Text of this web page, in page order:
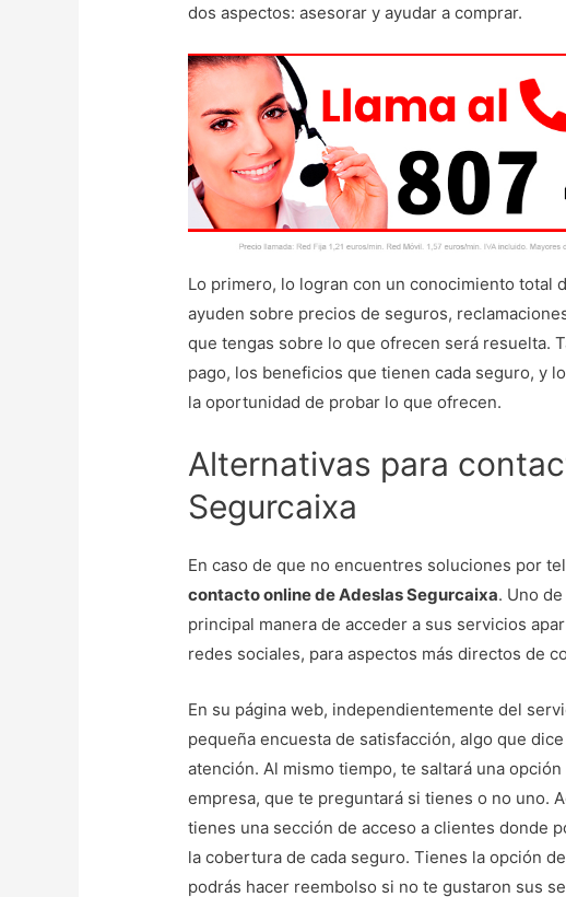
dos aspectos: asesorar y ayudar a comprar.
Lo primero, lo logran con un conocimiento total
ayuden sobre precios de seguros,
que tengas sobre lo que ofrecen será resuelta.
pago, los beneficios que tienen cada seguro, y
la oportunidad de probar lo que ofrecen.
Alternativas para
Segurcaixa
En caso de que no encuentres soluciones por
contacto online de Adeslas Segurcaixa. Uno
principal manera de acceder a sus servicios
redes sociales, para aspectos más directos de
En su página web, independientemente del
pequeña encuesta de satisfacción, algo que
atención. Al mismo tiempo, te saltará una
empresa, que te preguntará si tienes o no uno.
tienes una sección de acceso a clientes donde
la cobertura de cada seguro. Tienes la opción
podrás hacer reembolso si no te gustaron sus